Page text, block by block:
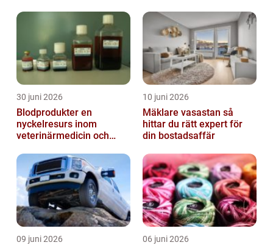
30 juni 2026
Blodprodukter en
nyckelresurs inom
veterinärmedicin och
10 juni 2026
Mäklare vasastan så
hittar du rätt expert för
din bostadsaffär
09 juni 2026 06 juni 2026